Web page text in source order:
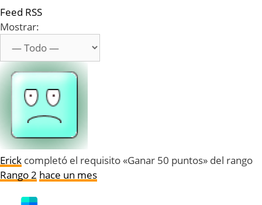
Feed RSS
Mostrar:
Erick completó el requisito «Ganar 50 puntos» del rango
Rango 2 hace un mes